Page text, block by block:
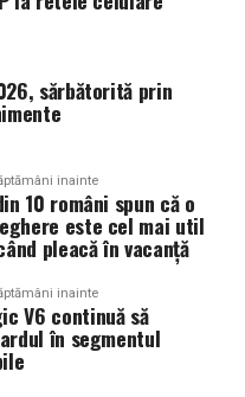
duminica.
in care festivalul a
contemporana si
Voda devine din nou
asculta, dar mai ales
sunt disponibile
si pe pagina de
Orange, sustinut de
sărbătorită prin
inainte
10 români spun că o
este cel mai util
pleacă în vacanță
inainte
V6 continuă să
în segmentul